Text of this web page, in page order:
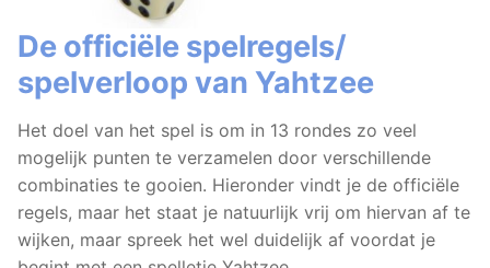
De officiële spelregels/
spelverloop van Yahtzee
Het doel van het spel is om in 13 rondes zo veel
mogelijk punten te verzamelen door verschillende
combinaties te gooien. Hieronder vindt je de officiële
regels, maar het staat je natuurlijk vrij om hiervan af te
wijken, maar spreek het wel duidelijk af voordat je